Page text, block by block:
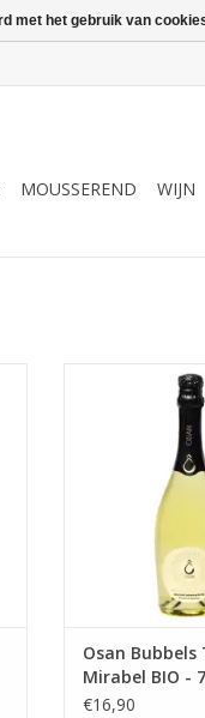
MOUSSEREND WIJN
Osan Bubbels
BIO -
TOEVOEGEN AAN
Osan Bubbels
Mirabel BIO -
€16,90
met het gebruik van